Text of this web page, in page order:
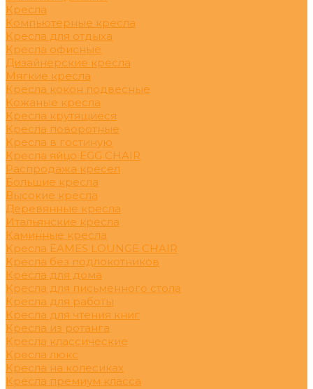
Кресла
Компьютерные кресла
Кресла для отдыха
Кресла офисные
Дизайнерские кресла
Мягкие кресла
Кресла кокон подвесные
Кожаные кресла
Кресла крутящиеся
Кресла поворотные
Кресла в гостиную
Кресла яйцо EGG CHAIR
Распродажа кресел
Большие кресла
Высокие кресла
Деревянные кресла
Итальянские кресла
Каминные кресла
Кресла EAMES LOUNGE CHAIR
Кресла без подлокотников
Кресла для дома
Кресла для письменного стола
Кресла для работы
Кресла для чтения книг
Кресла из ротанга
Кресла классические
Кресла люкс
Кресла на колесиках
Кресла премиум класса